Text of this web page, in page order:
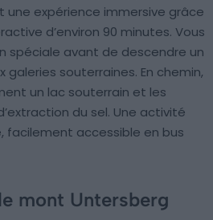
une expérience immersive grâce
d’environ 90 minutes. Vous
spéciale avant de descendre un
souterraines. En chemin,
un lac souterrain et les
du sel. Une activité
facilement accessible en bus
mont Untersberg